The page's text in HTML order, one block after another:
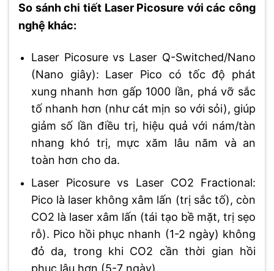
So sánh chi tiết Laser Picosure với các công
nghệ khác:
Laser Picosure vs Laser Q-Switched/Nano
(Nano giây): Laser Pico có tốc độ phát
xung nhanh hơn gấp 1000 lần, phá vỡ sắc
tố nhanh hơn (như cát mịn so với sỏi), giúp
giảm số lần điều trị, hiệu quả với nám/tàn
nhang khó trị, mực xăm lâu năm và an
toàn hơn cho da.
Laser Picosure vs Laser CO2 Fractional:
Pico là laser không xâm lấn (trị sắc tố), còn
CO2 là laser xâm lấn (tái tạo bề mặt, trị sẹo
rỗ). Pico hồi phục nhanh (1-2 ngày) không
đỏ da, trong khi CO2 cần thời gian hồi